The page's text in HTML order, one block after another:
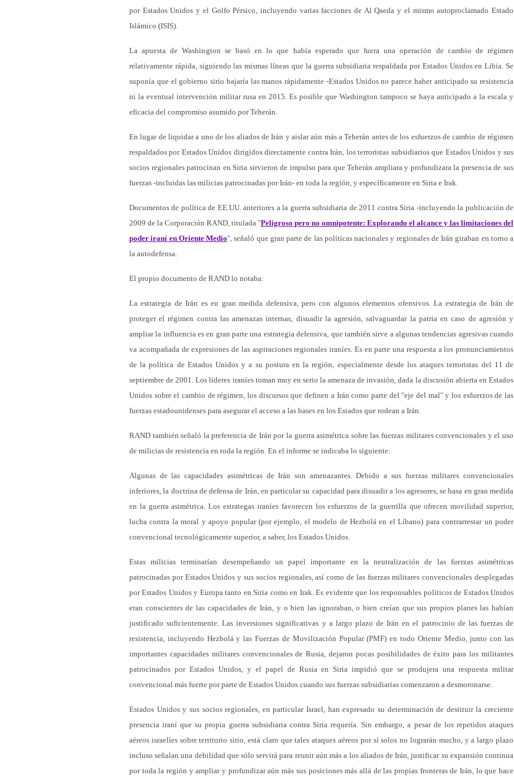
por Estados Unidos y el Golfo Pérsico, incluyendo varias facciones de Al Qaeda y el mismo autoproclamado Estado
Islámico (ISIS).
La apuesta de Washington se basó en lo que había esperado que fuera una operación de cambio de régimen
relativamente rápida, siguiendo las mismas líneas que la guerra subsidiaria respaldada por Estados Unidos en Libia. Se
suponía que el gobierno sirio bajaría las manos rápidamente -Estados Unidos no parece haber anticipado su resistencia
ni la eventual intervención militar rusa en 2015. Es posible que Washington tampoco se haya anticipado a la escala y
eficacia del compromiso asumido por Teherán.
En lugar de liquidar a uno de los aliados de Irán y aislar aún más a Teherán antes de los esfuerzos de cambio de régimen
respaldados por Estados Unidos dirigidos directamente contra Irán, los terroristas subsidiarios que Estados Unidos y sus
socios regionales patrocinan en Siria sirvieron de impulso para que Teherán ampliara y profundizara la presencia de sus
fuerzas -incluidas las milicias patrocinadas por Irán- en toda la región, y específicamente en Siria e Irak.
Documentos de política de EE.UU. anteriores a la guerra subsidiaria de 2011 contra Siria -incluyendo la publicación de
2009 de la Corporación RAND, titulada "Peligroso pero no omnipotente: Explorando el alcance y las limitaciones del
poder iraní en Oriente Medio", señaló que gran parte de las políticas nacionales y regionales de Irán giraban en torno a
la autodefensa.
El propio documento de RAND lo notaba:
La estrategia de Irán es en gran medida defensiva, pero con algunos elementos ofensivos. La estrategia de Irán de
proteger el régimen contra las amenazas internas, disuadir la agresión, salvaguardar la patria en caso de agresión y
ampliar la influencia es en gran parte una estrategia defensiva, que también sirve a algunas tendencias agresivas cuando
va acompañada de expresiones de las aspiraciones regionales iraníes. Es en parte una respuesta a los pronunciamientos
de la política de Estados Unidos y a su postura en la región, especialmente desde los ataques terroristas del 11 de
septiembre de 2001. Los líderes iraníes toman muy en serio la amenaza de invasión, dada la discusión abierta en Estados
Unidos sobre el cambio de régimen, los discursos que definen a Irán como parte del "eje del mal" y los esfuerzos de las
fuerzas estadounidenses para asegurar el acceso a las bases en los Estados que rodean a Irán.
RAND también señaló la preferencia de Irán por la guerra asimétrica sobre las fuerzas militares convencionales y el uso
de milicias de resistencia en toda la región. En el informe se indicaba lo siguiente:
Algunas de las capacidades asimétricas de Irán son amenazantes. Debido a sus fuerzas militares convencionales
inferiores, la doctrina de defensa de Irán, en particular su capacidad para disuadir a los agresores, se basa en gran medida
en la guerra asimétrica. Los estrategas iraníes favorecen los esfuerzos de la guerrilla que ofrecen movilidad superior,
lucha contra la moral y apoyo popular (por ejemplo, el modelo de Hezbolá en el Líbano) para contrarrestar un poder
convencional tecnológicamente superior, a saber, los Estados Unidos.
Estas milicias terminarían desempeñando un papel importante en la neutralización de las fuerzas asimétricas
patrocinadas por Estados Unidos y sus socios regionales, así como de las fuerzas militares convencionales desplegadas
por Estados Unidos y Europa tanto en Siria como en Irak. Es evidente que los responsables políticos de Estados Unidos
eran conscientes de las capacidades de Irán, y o bien las ignoraban, o bien creían que sus propios planes las habían
justificado suficientemente. Las inversiones significativas y a largo plazo de Irán en el patrocinio de las fuerzas de
resistencia, incluyendo Hezbolá y las Fuerzas de Movilización Popular (PMF) en todo Oriente Medio, junto con las
importantes capacidades militares convencionales de Rusia, dejaron pocas posibilidades de éxito para los militantes
patrocinados por Estados Unidos, y el papel de Rusia en Siria impidió que se produjera una respuesta militar
convencional más fuerte por parte de Estados Unidos cuando sus fuerzas subsidiarias comenzaron a desmoronarse.
Estados Unidos y sus socios regionales, en particular Israel, han expresado su determinación de destituir la creciente
presencia iraní que su propia guerra subsidiaria contra Siria requería. Sin embargo, a pesar de los repetidos ataques
aéreos israelíes sobre territorio sirio, está claro que tales ataques aéreos por sí solos no lograrán mucho, y a largo plazo
incluso señalan una debilidad que sólo servirá para reunir aún más a los aliados de Irán, justificar su expansión continua
por toda la región y ampliar y profundizar aún más sus posiciones más allá de las propias fronteras de Irán, lo que hace